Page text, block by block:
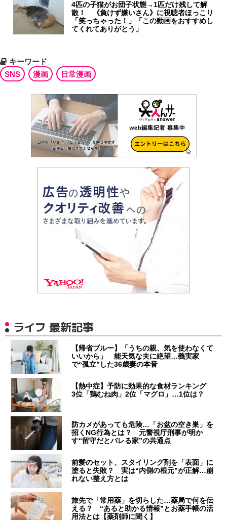
4匹の子猫がお団子状態→1匹だけ残して解
散！ 《負けず嫌いさん》に視聴者ほっこり
「笑っちゃった！」「この動画をおすすめし
てくれてありがとう」
キーワード
SNS
漫画 日常漫画
ライフ 最新記事
【帰省ブルー】「うちの親、気を使わなくて
いいから」 能天気な夫に絶望…義実家
で“孤立”した36歳妻の本音
【熱中症】予防に効果的な食材ランキング
3位「鶏むね肉」2位「マグロ」…1位は？
防カメがあっても危険…「お盆の空き巣」を
招くNG行為とは？ 元警視庁刑事が明か
す“留守だとバレる家”の共通点
前髪のセット、スタイリング剤を「表面」に
塗ると失敗？ 実は“内側の根元”が正解…崩
れない整え方とは
旅先で「常用薬」を切らした…薬局で何を伝
える？ “あると助かる情報”とお薬手帳の活
用法とは【薬剤師に聞く】